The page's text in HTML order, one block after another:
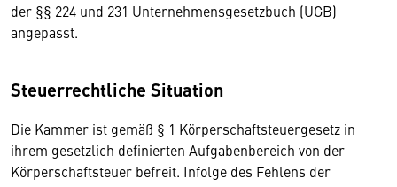
der §§ 224 und 231 Unternehmensgesetzbuch (UGB)
angepasst.
Steuerrechtliche Situation
Die Kammer ist gemäß § 1 Körperschaftsteuergesetz in
ihrem gesetzlich definierten Aufgabenbereich von der
Körperschaftsteuer befreit. Infolge des Fehlens der